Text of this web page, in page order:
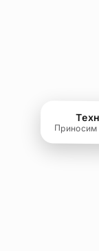
Приносим